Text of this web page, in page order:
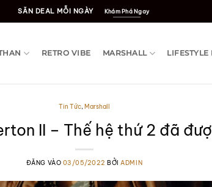
SĂN DEAL MỖI NGÀY Khám Phá Ngay
RETRO VIBE MARSHALL LIFESTYLE
Tin Tức,Marshall
II – Thế hệ thứ 2 đã
ĐĂNG VÀO 03/05/2022 BỞIADMIN